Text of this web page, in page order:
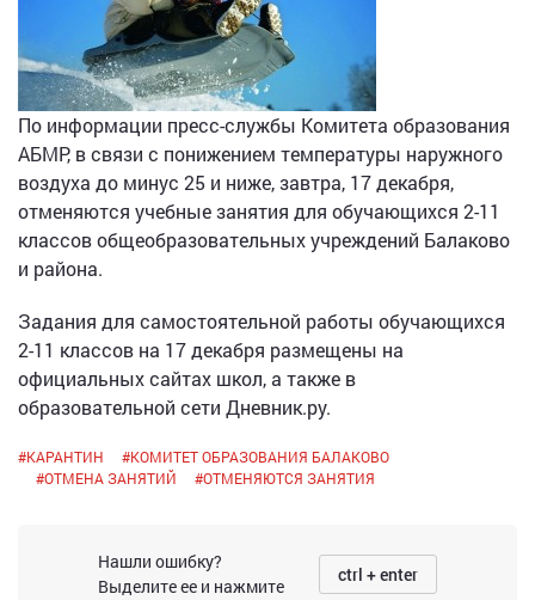
По информации пресс-службы Комитета образования
АБМР, в связи с понижением температуры наружного
воздуха до минус 25 и ниже, завтра, 17 декабря,
отменяются учебные занятия для обучающихся 2-11
классов общеобразовательных учреждений Балаково
и района.
Задания для самостоятельной работы обучающихся
2-11 классов на 17 декабря размещены на
официальных сайтах школ, а также в
образовательной сети Дневник.ру.
#КАРАНТИН #КОМИТЕТ ОБРАЗОВАНИЯ БАЛАКОВО
#ОТМЕНА ЗАНЯТИЙ #ОТМЕНЯЮТСЯ ЗАНЯТИЯ
Нашли ошибку?
Выделите ее и нажмите
ctrl + enter